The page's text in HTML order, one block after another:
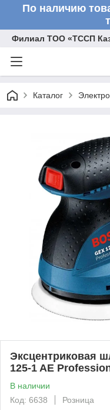
По наличию
Филиал ТОО «ТССП
Каталог
Эксцентриковая
125-1 AE
В наличии
Код: 6638
Розница